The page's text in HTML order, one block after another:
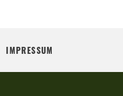
IMPRESSUM